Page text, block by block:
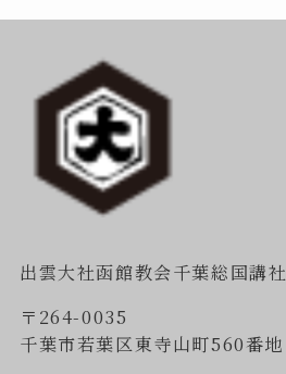
出雲大社函館教会千葉総国講社
〒264-0035
千葉市若葉区東寺山町560番地